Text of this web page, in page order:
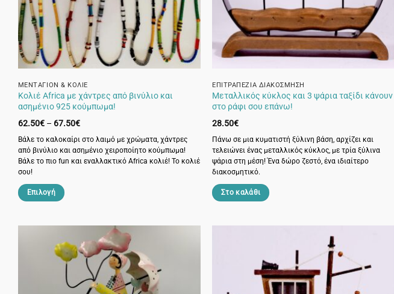
ΜΕΝΤΑΓΙΌΝ & ΚΟΛΙΈ
Κολιέ Africa με χάντρες από βινύλιο και
ασημένιο 925 κούμπωμα!
62.50€ – 67.50€Price
62.50€
through
67.50€
Βάλε το καλοκαίρι στο λαιμό με χρώματα, χάντρες
από βινύλιο και ασημένιο χειροποίητο κούμπωμα!
Βάλε το πιο fun και εναλλακτικό Africa κολιέ! Το κολιέ
σου!
Επιλογή
πολλαπλές
παραλλαγές.
ΕΠΙΤΡΑΠΈΖΙΑ ΔΙΑΚΌΣΜΗΣΗ
Μεταλλικός κύκλος και 3 ψάρια ταξίδι κάνουν
στο ράφι σου επάνω!
28.50€
Πάνω σε μια κυματιστή ξύλινη βάση, αρχίζει και
τελειώνει ένας μεταλλικός κύκλος, με τρία ξύλινα
ψάρια στη μέση! Ένα δώρο ζεστό, ένα ιδιαίτερο
διακοσμητικό.
Στο καλάθι